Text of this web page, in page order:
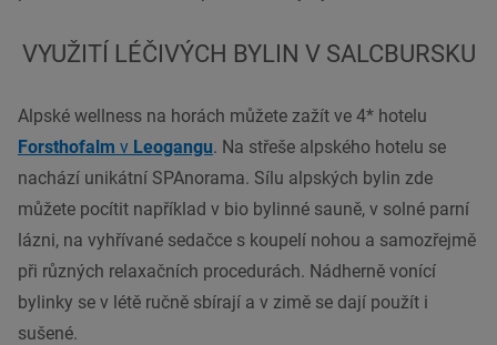
VYUŽITÍ LÉČIVÝCH BYLIN V SALCBURSKU
Alpské wellness na horách můžete zažít ve 4* hotelu
Forsthofalm v Leogangu. Na střeše alpského hotelu se
nachází unikátní SPAnorama. Sílu alpských bylin zde
můžete pocítit například v bio bylinné sauně, v solné parní
lázni, na vyhřívané sedačce s koupelí nohou a samozřejmě
při různých relaxačních procedurách. Nádherně vonící
bylinky se v létě ručně sbírají a v zimě se dají použít i
sušené.